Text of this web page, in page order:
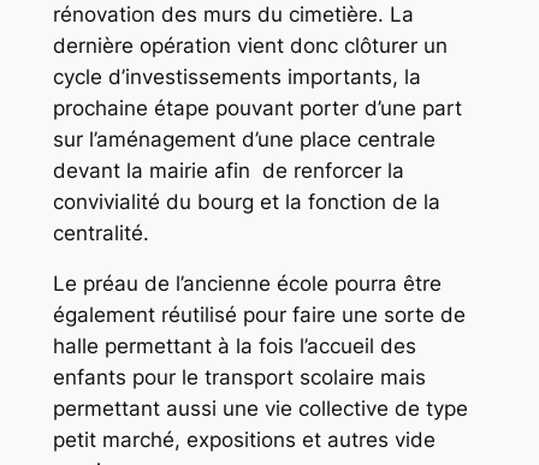
rénovation des murs du cimetière. La
dernière opération vient donc clôturer un
cycle d’investissements importants, la
prochaine étape pouvant porter d’une part
sur l’aménagement d’une place centrale
devant la mairie afin de renforcer la
convivialité du bourg et la fonction de la
centralité.
Le préau de l’ancienne école pourra être
également réutilisé pour faire une sorte de
halle permettant à la fois l’accueil des
enfants pour le transport scolaire mais
permettant aussi une vie collective de type
petit marché, expositions et autres vide